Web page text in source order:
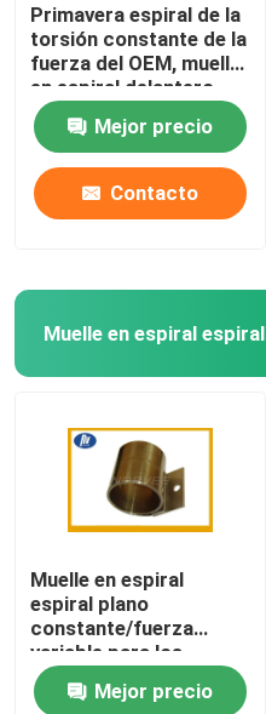
Primavera espiral de la
torsión constante de la
fuerza del OEM, muelle
en espiral delantero
para las cintas
métricasMejor precio
Contacto
Muelle en espiral espiral
Muelle en espiral
espiral plano
constante/fuerza
variable para los
retractores del
cinturón de seguridad
Mejor precio